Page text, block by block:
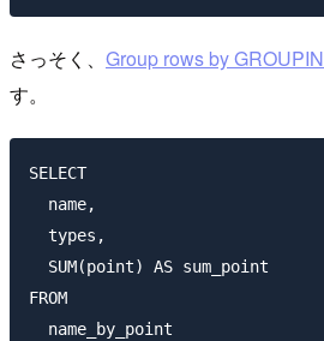
さっそく、 Group rows by
す。
SELECT
  name,
  types,
  SUM(point) AS sum_point
FROM
  name_by_point